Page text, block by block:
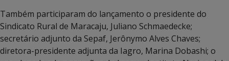
Também participaram do lançamento o presidente do
Sindicato Rural de Maracaju, Juliano Schmaedecke;
secretário adjunto da Sepaf, Jerônymo Alves Chaves;
diretora-presidente adjunta da Iagro, Marina Dobashi; o